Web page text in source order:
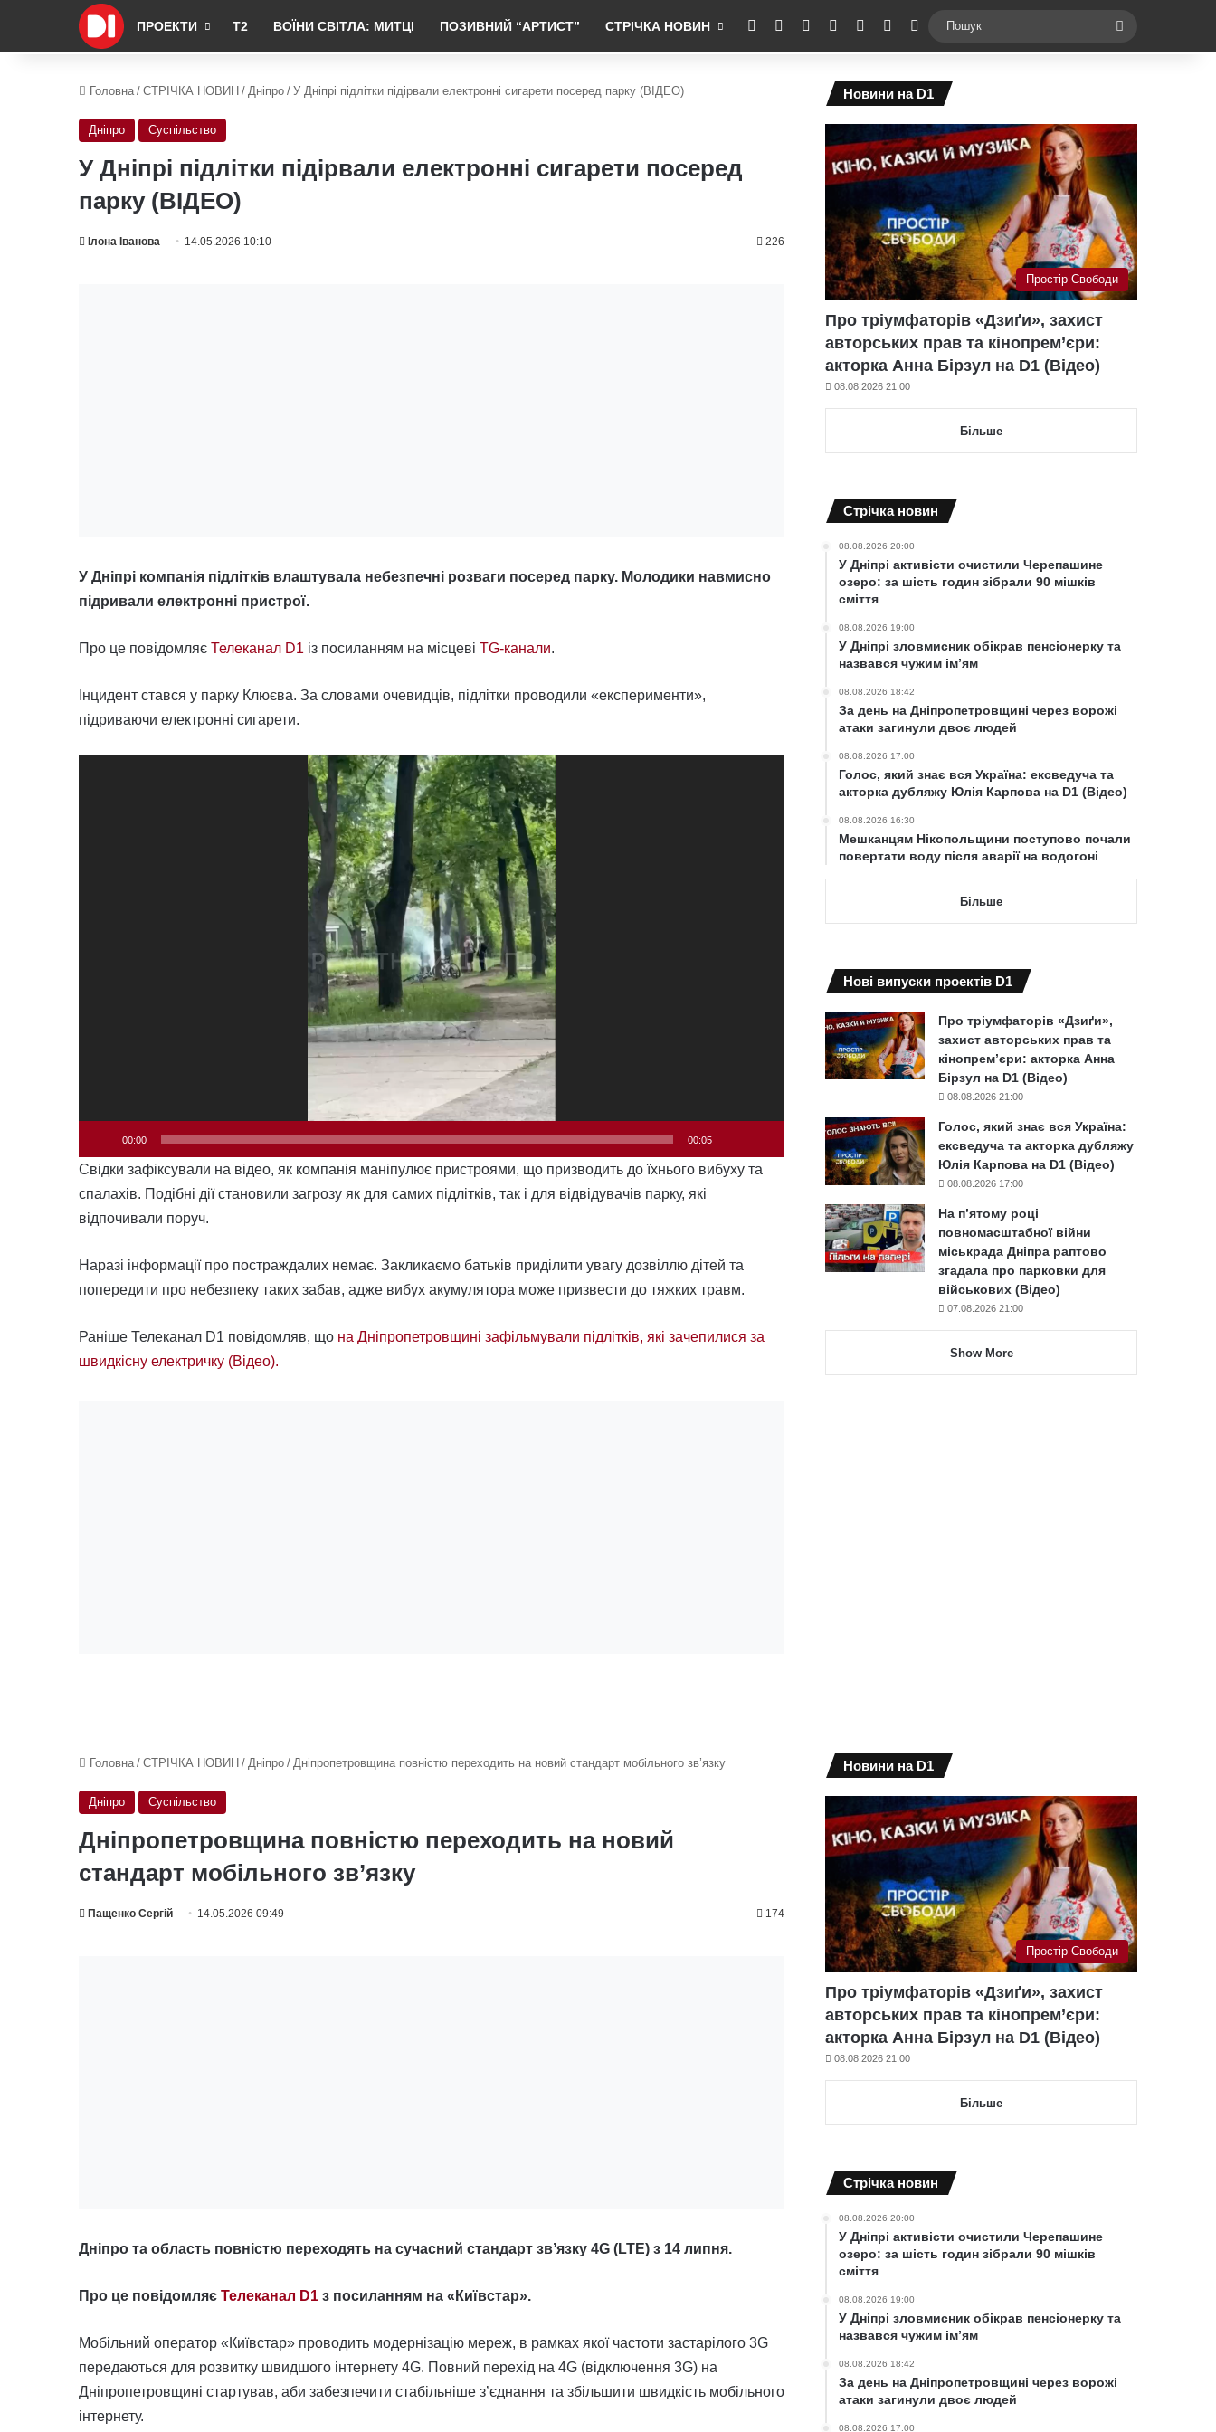
ПРОЕКТИ Т2 ВОЇНИ СВІТЛА: МИТЦІ ПОЗИВНИЙ “АРТИСТ” СТРІЧКА НОВИН RSS Facebook YouTubeInstagramTelegramSwitch skin
Головна / СТРІЧКА НОВИН / Дніпро / У Дніпрі підлітки підірвали електронні сигарети посеред парку (ВІДЕО)
Дніпро Суспільство
У Дніпрі підлітки підірвали електронні сигарети посеред
парку (ВІДЕО)
Ілона Іванова 14.05.2026 10:10 226
У Дніпрі компанія підлітків влаштувала небезпечні розваги посеред парку. Молодики навмисно
підривали електронні пристрої.
Про це повідомляє Телеканал D1 із посиланням на місцеві TG-канали.
Інцидент стався у парку Клюєва. За словами очевидців, підлітки проводили «експерименти»,
підриваючи електронні сигарети.
00:00 00:05
Свідки зафіксували на відео, як компанія маніпулює пристроями, що призводить до їхнього вибуху та
спалахів. Подібні дії становили загрозу як для самих підлітків, так і для відвідувачів парку, які
відпочивали поруч.
Наразі інформації про постраждалих немає. Закликаємо батьків приділити увагу дозвіллю дітей та
попередити про небезпеку таких забав, адже вибух акумулятора може призвести до тяжких травм.
Раніше Телеканал D1 повідомляв, що на Дніпропетровщині зафільмували підлітків, які зачепилися за
швидкісну електричку (Відео).
Новини на D1
Простір Свободи
Про тріумфаторів «Дзиґи», захист
авторських прав та кінопрем’єри:
акторка Анна Бірзул на D1 (Відео)
08.08.2026 21:00
Більше
Cтрічка новин
08.08.2026 20:00
У Дніпрі активісти очистили Черепашине
озеро: за шість годин зібрали 90 мішків
сміття
08.08.2026 19:00
У Дніпрі зловмисник обікрав пенсіонерку та
назвався чужим ім’ям
08.08.2026 18:42
За день на Дніпропетровщині через ворожі
атаки загинули двоє людей
08.08.2026 17:00
Голос, який знає вся Україна: ексведуча та
акторка дубляжу Юлія Карпова на D1 (Відео)
08.08.2026 16:30
Мешканцям Нікопольщини поступово почали
повертати воду після аварії на водогоні
Більше
Нові випуски проектів D1
Про тріумфаторів «Дзиґи»,
захист авторських прав та
кінопрем’єри: акторка Анна
Бірзул на D1 (Відео)
08.08.2026 21:00
Голос, який знає вся Україна:
ексведуча та акторка дубляжу
Юлія Карпова на D1 (Відео)
08.08.2026 17:00
На п’ятому році
повномасштабної війни
міськрада Дніпра раптово
згадала про парковки для
військових (Відео)
07.08.2026 21:00
Show More